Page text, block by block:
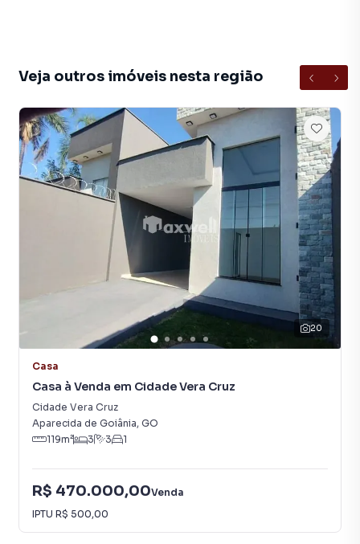
receber amigos e família
Veja outros imóveis nesta região
20
Casa
Casa à Venda em Cidade Vera Cruz
Cidade Vera Cruz
Aparecida de Goiânia, GO
119m² 3 3 1
R$ 470.000,00Venda
IPTU R$ 500,00